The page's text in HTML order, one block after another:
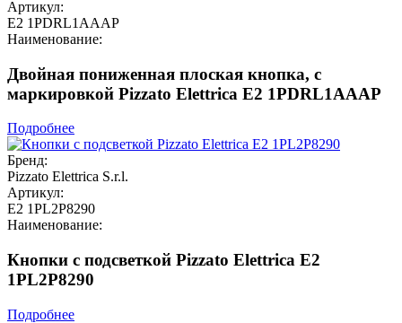
Артикул:
E2 1PDRL1AAAP
Наименование:
Двойная пониженная плоская кнопка, c
маркировкой Pizzato Elettrica E2 1PDRL1AAAP
Подробнее
Бренд:
Pizzato Elettrica S.r.l.
Артикул:
E2 1PL2P8290
Наименование:
Кнопки с подсветкой Pizzato Elettrica E2
1PL2P8290
Подробнее